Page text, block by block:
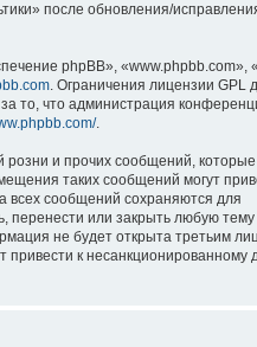
после обновления/
phpBB», «www.phpbb.com»,
. Ограничения лицензии GPL
то, что администрация
.
и прочих сообщений, которые
таких сообщений могут
всех сообщений сохраняются для
перенести или закрыть любую
не будет открыта третьим
к несанкционированному